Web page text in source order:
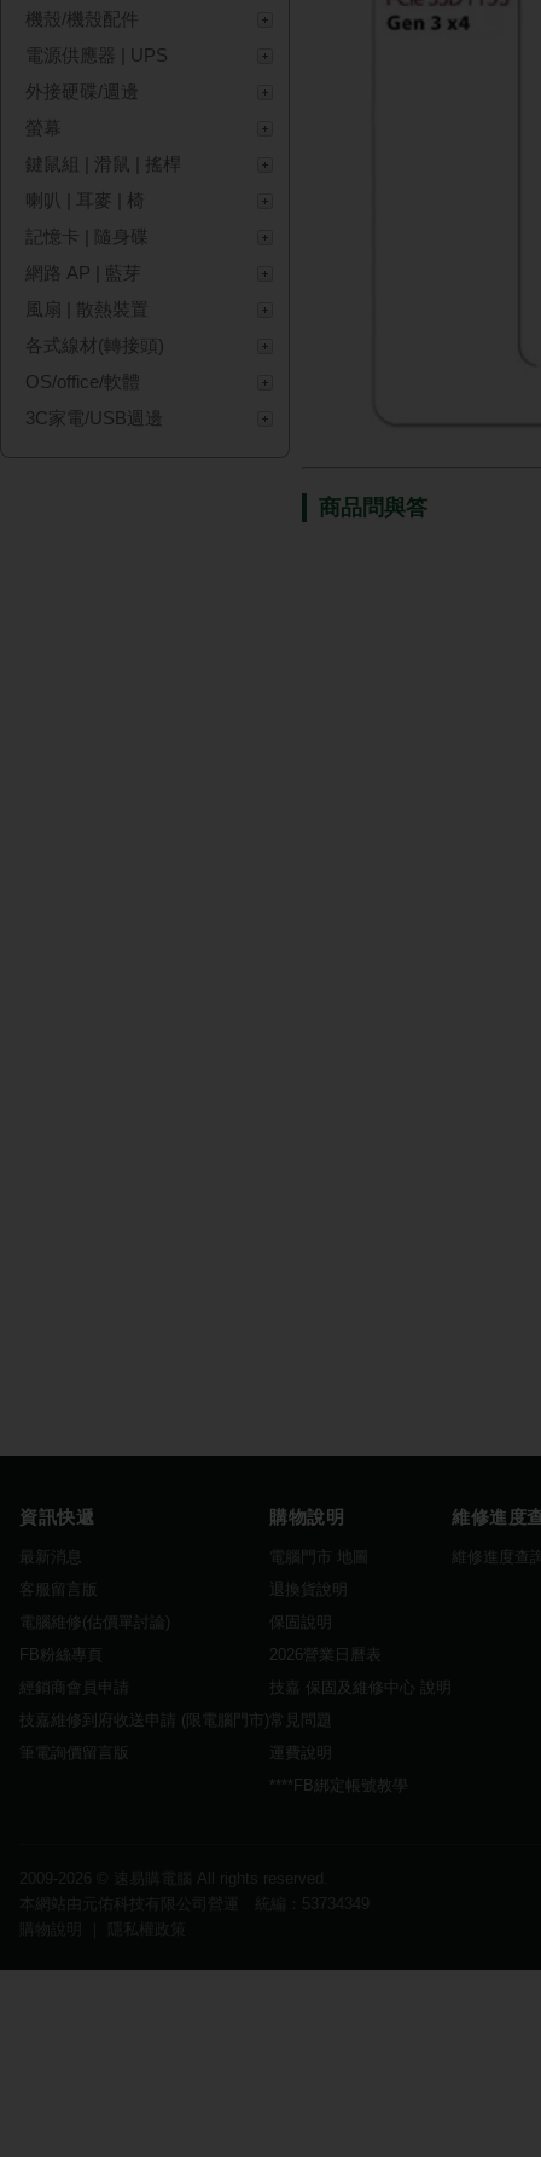
機殼/機殼配件
電源供應器 | UPS
外接硬碟/週邊
螢幕
鍵鼠組 | 滑鼠 | 搖桿
喇叭 | 耳麥 | 椅
記憶卡 | 隨身碟
網路 AP | 藍芽
風扇 | 散熱裝置
各式線材(轉接頭)
OS/office/軟體
3C家電/USB週邊
商品問與答
資訊快遞
最新消息
客服留言版
電腦維修(估價單討論)
FB粉絲專頁
經銷商會員申請
技嘉維修到府收送申請 (限電腦門市)
筆電詢價留言版
購物說明
電腦門市 地圖
退換貨說明
保固說明
2026營業日曆表
技嘉 保固及維修中心 說明
常見問題
運費說明
****FB綁定帳號教學
維修進度
維修進度查